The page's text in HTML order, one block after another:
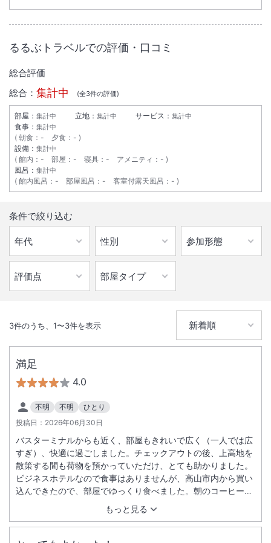
大浴場あり
温泉
駐車場あり
３～１２歳のお子様で添い寝の場合は２，０００円（税別・現地払い）
夕食のご提供ありません。お食事は近隣の食事処をご利用ください。※
姉妹館「あんき屋」へは送迎いたします（あんきや冬期営業なし、送迎
なし）。
冬期は路面が凍結しております。スタッドレスタイヤ、またはタイヤチ
ェーンの装備が必要となります。その為、公共交通機関のご利用をおす
すめいたします。
るるぶトラベルでの評価・口コミ
総合評価
総合： 集計中 (全3件の評価)
部屋： 集計中 立地： 集計中 サービス： 集計中
食事： 集計中
朝食 ： - 夕食 ： -
設備： 集計中
館内 ： - 部屋 ： - 寝具 ： - アメニティ ： -
風呂： 集計中
館内風呂 ： - 部屋風呂 ： - 客室付露天風呂 ： -
条件で絞り込む
3件のうち、 1〜3件を表示
満足
4.0
不明 不明
ひとり
投稿日： 2026年06月30日
もっと見る
バスターミナルからも近く、部屋もきれいで広く（一人では広
すぎ）、快適に過ごしました。チェックアウトの後、上高地を
散策する間も荷物を預かっていただけ、とても助かりました。
ビジネスホテルなので食事はありませんが、高山市内から買い
込んできたので、部屋でゆっくり食べました。朝のコーヒーサ
ービスは、とてもありがたかったです。ココアもあり、美味し